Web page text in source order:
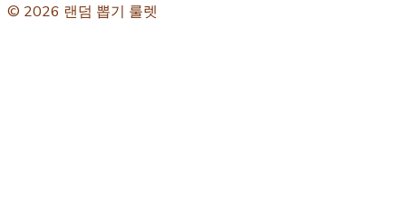
© 2026 랜덤 뽑기 룰렛